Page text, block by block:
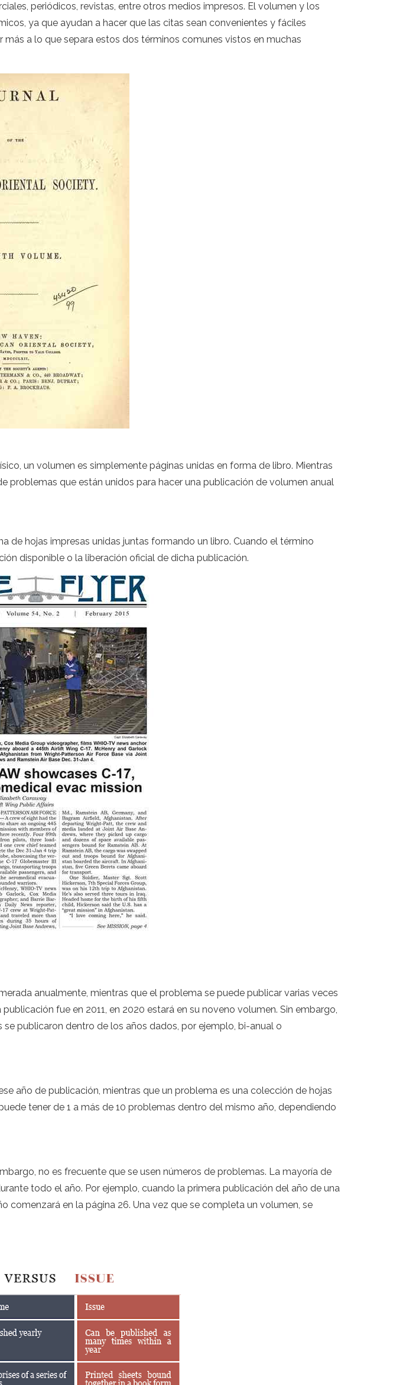
periódicos, revistas, entre otros medios impresos. El volumen y los
ya que ayudan a hacer que las citas sean convenientes y fáciles
a lo que separa estos dos términos comunes vistos en muchas
un volumen es simplemente páginas unidas en forma de libro. Mientras
problemas que están unidos para hacer una publicación de volumen anual
de hojas impresas unidas juntas formando un libro. Cuando el término
disponible o la liberación oficial de dicha publicación.
anualmente, mientras que el problema se puede publicar varias veces
fue en 2011, en 2020 estará en su noveno volumen. Sin embargo,
publicaron dentro de los años dados, por ejemplo, bi-anual o
año de publicación, mientras que un problema es una colección de hojas
tener de 1 a más de 10 problemas dentro del mismo año, dependiendo
no es frecuente que se usen números de problemas. La mayoría de
todo el año. Por ejemplo, cuando la primera publicación del año de una
comenzará en la página 26. Una vez que se completa un volumen, se